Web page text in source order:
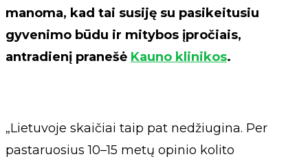
manoma, kad tai susiję su pasikeitusiu
gyvenimo būdu ir mitybos įpročiais,
antradienį pranešė Kauno klinikos.
„Lietuvoje skaičiai taip pat nedžiugina. Per
pastaruosius 10–15 metų opinio kolito